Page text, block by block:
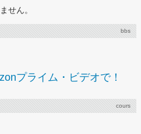
せん。
bbs
プライム・ビデオで！
cours